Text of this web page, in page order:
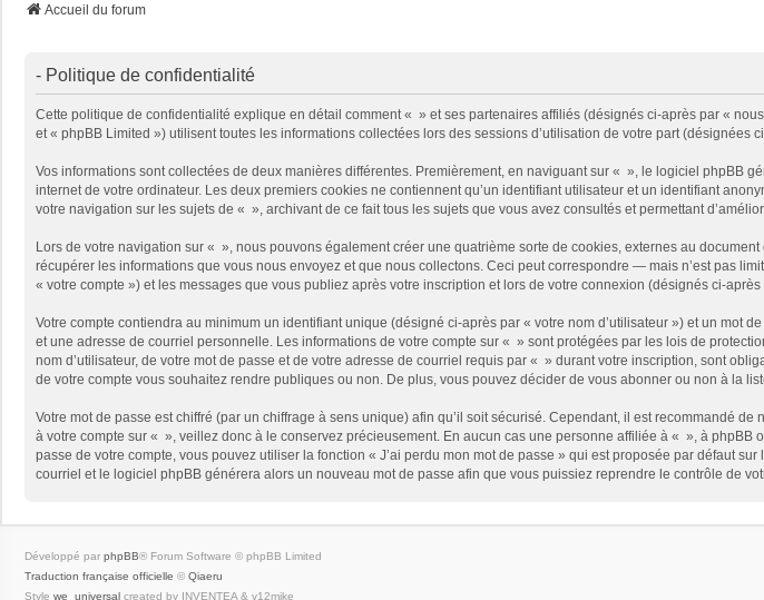
Accueil du forum
- Politique de confidentialité
Cette politique de confidentialité explique en détail comment « » et ses partenaires affiliés (désignés ci-après par «
et « phpBB Limited ») utilisent toutes les informations collectées lors des sessions d’utilisation de votre part (désignées
Vos informations sont collectées de deux manières différentes. Premièrement, en naviguant sur « », le logiciel phpBB
internet de votre ordinateur. Les deux premiers cookies ne contiennent qu’un identifiant utilisateur et un identifiant
votre navigation sur les sujets de « », archivant de ce fait tous les sujets que vous avez consultés et permettant
Lors de votre navigation sur « », nous pouvons également créer une quatrième sorte de cookies, externes au
récupérer les informations que vous nous envoyez et que nous collectons. Ceci peut correspondre — mais n’est pas
« votre compte ») et les messages que vous publiez après votre inscription et lors de votre connexion (désignés ci-
Votre compte contiendra au minimum un identifiant unique (désigné ci-après par « votre nom d’utilisateur ») et un mot
et une adresse de courriel personnelle. Les informations de votre compte sur « » sont protégées par les lois de
nom d’utilisateur, de votre mot de passe et de votre adresse de courriel requis par « » durant votre inscription, sont
de votre compte vous souhaitez rendre publiques ou non. De plus, vous pouvez décider de vous abonner ou non à la
Votre mot de passe est chiffré (par un chiffrage à sens unique) afin qu’il soit sécurisé. Cependant, il est recommandé
à votre compte sur « », veillez donc à le conservez précieusement. En aucun cas une personne affiliée à « », à
passe de votre compte, vous pouvez utiliser la fonction « J’ai perdu mon mot de passe » qui est proposée par défaut
courriel et le logiciel phpBB générera alors un nouveau mot de passe afin que vous puissiez reprendre le contrôle de
Développé par phpBB® Forum Software © phpBB Limited
Traduction française officielle © Qiaeru
Style we_universal created by INVENTEA & v12mike